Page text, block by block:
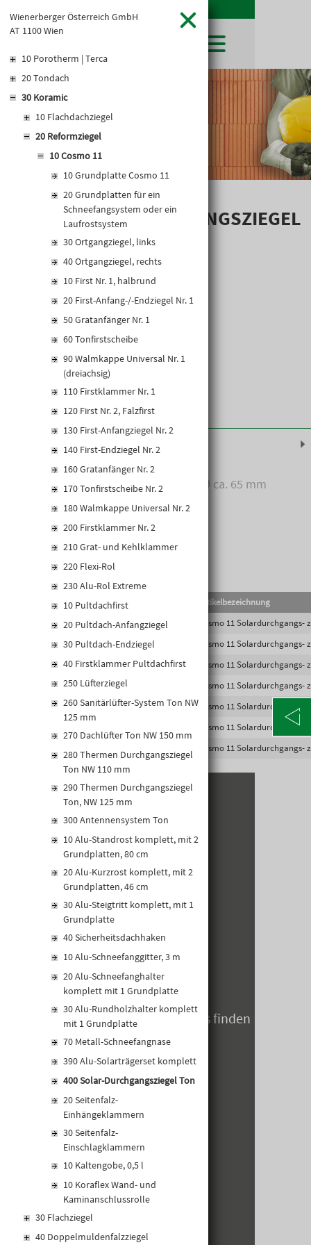
SHOP
LEIBWÄCHTER
MERKLISTE
WARENKORB
BAUSTOFFE
HOCHBAU
TIEFBAU
TROCKENBAU
FACHMARKT
LEISTUNGSERKLÄRUNGEN
BAUSTOFFKATALOGE
NATURSTEIN
UNTERNEHMEN
FIRMENGESCHICHTE
STANDORTE
DOWNLOADS
LEITBILD
KARRIERE
KARRIERE UND WEITERBILDUNG
OFFENE STELLEN
AKTUELLES
KATALOGE
PREISANPASSUNGEN
AGB'S
EUROSYS TROCKENBAUSYSTEM
GEWERBEZONE
Baustoffkataloge
Wienerberger Österreich GmbH
AT 1100 Wien
10 Porotherm | Terca
20 Tondach
30 Koramic
10 Flachdachziegel
20 Reformziegel
10 Cosmo 11
10 Grundplatte Cosmo 11
20 Grundplatten für ein
Schneefangsystem oder ein
Laufrostsystem
30 Ortgangziegel, links
40 Ortgangziegel, rechts
10 First Nr. 1, halbrund
20 First-Anfang-/-Endziegel Nr. 1
50 Gratanfänger Nr. 1
60 Tonfirstscheibe
90 Walmkappe Universal Nr. 1
(dreiachsig)
110 Firstklammer Nr. 1
120 First Nr. 2, Falzfirst
130 First-Anfangziegel Nr. 2
140 First-Endziegel Nr. 2
160 Gratanfänger Nr. 2
170 Tonfirstscheibe Nr. 2
180 Walmkappe Universal Nr. 2
200 Firstklammer Nr. 2
210 Grat- und Kehlklammer
220 Flexi-Rol
230 Alu-Rol Extreme
10 Pultdachfirst
20 Pultdach-Anfangziegel
30 Pultdach-Endziegel
40 Firstklammer Pultdachfirst
250 Lüfterziegel
260 Sanitärlüfter-System Ton NW
125 mm
270 Dachlüfter Ton NW 150 mm
280 Thermen Durchgangsziegel
Ton NW 110 mm
290 Thermen Durchgangsziegel
Ton, NW 125 mm
300 Antennensystem Ton
10 Alu-Standrost komplett, mit 2
Grundplatten, 80 cm
20 Alu-Kurzrost komplett, mit 2
Grundplatten, 46 cm
30 Alu-Steigtritt komplett, mit 1
Grundplatte
40 Sicherheitsdachhaken
10 Alu-Schneefanggitter, 3 m
20 Alu-Schneefanghalter
komplett mit 1 Grundplatte
30 Alu-Rundholzhalter komplett
mit 1 Grundplatte
70 Metall-Schneefangnase
390 Alu-Solarträgerset komplett
400 Solar-Durchgangsziegel Ton
20 Seitenfalz-
Einhängeklammern
30 Seitenfalz-
Einschlagklammern
10 Kaltengobe, 0,5 l
10 Koraflex Wand- und
Kaminanschlussrolle
30 Flachziegel
40 Doppelmuldenfalzziegel
SOLAR-DURCHGANGSZIEGEL
TON
Produktinformationen
inkl. Dichtungsmanschette, Ø ca. 65 mm
EAN-Code
Artikelbezeichnung
4042351295915
13907450
Cosmo 11
4042351295892
13907452
Cosmo 11
4042351295908
13907451
Cosmo 11
4042351295885
Cosmo 11
4042351311677
13901439
Cosmo 11
Cosmo 11
Cosmo 11
KONTAKT
Alte Poststraße 171
A-8020 Graz
Telefon: +43 316 5971 0
info@kormann.at
ÖFFNUNGSZEITEN
06:30 - 17:00 Uhr
06:30 - 14:00 Uhr
geschlossen
Öffnungszeiten zum Jahreswechsels finden